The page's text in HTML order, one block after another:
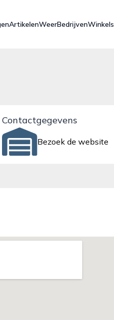
ArtikelenWeerBedrijvenWinkels
Contactgegevens
Bezoek de website